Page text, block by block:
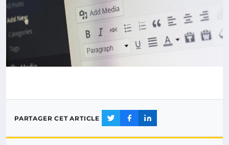
PARTAGER CET ARTICLE